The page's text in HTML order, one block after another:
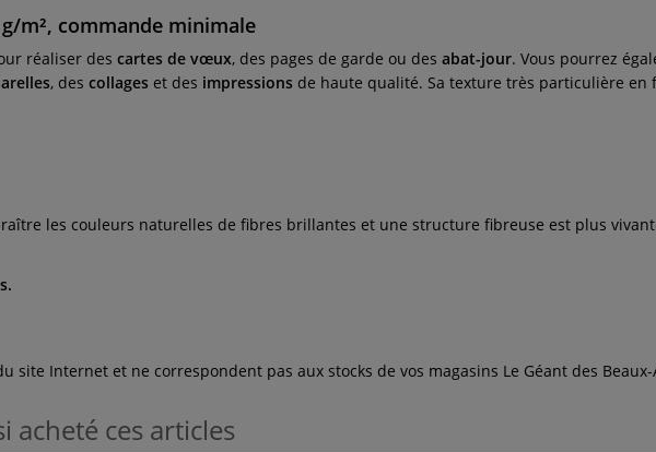
m², commande minimale
réaliser des cartes de vœux, des pages de garde ou des abat-jour. Vous pourrez
, des collages et des impressions de haute qualité. Sa texture très particulière
les couleurs naturelles de fibres brillantes et une structure fibreuse est plus
site Internet et ne correspondent pas aux stocks de vos magasins Le Géant des Beaux-
acheté ces articles